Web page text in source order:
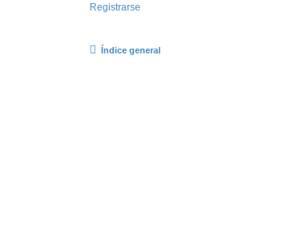
Registrarse
Índice general